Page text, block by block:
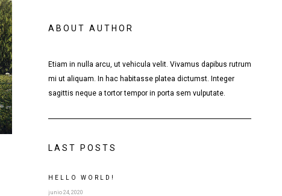
ABOUT AUTHOR
Etiam in nulla arcu, ut vehicula velit. Vivamus dapibus rutrum
mi ut aliquam. In hac habitasse platea dictumst. Integer
sagittis neque a tortor tempor in porta sem vulputate.
LAST POSTS
HELLO WORLD!
junio 24, 2020